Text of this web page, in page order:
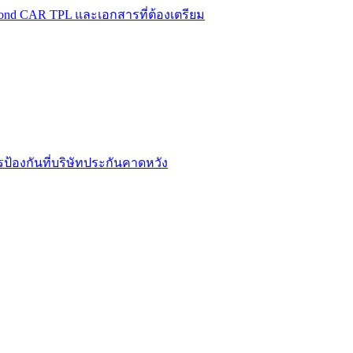
CAR TPL และเอกสารที่ต้องเตรียม
ป้องกันที่บริษัทประกันคาดหวัง